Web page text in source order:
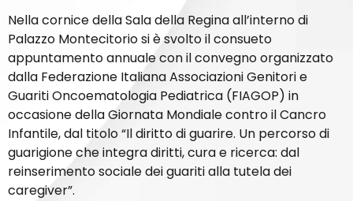
Nella cornice della Sala della Regina all’interno di
Palazzo Montecitorio si è svolto il consueto
appuntamento annuale con il convegno organizzato
dalla Federazione Italiana Associazioni Genitori e
Guariti Oncoematologia Pediatrica (FIAGOP) in
occasione della Giornata Mondiale contro il Cancro
Infantile, dal titolo “Il diritto di guarire. Un percorso di
guarigione che integra diritti, cura e ricerca: dal
reinserimento sociale dei guariti alla tutela dei
caregiver”.